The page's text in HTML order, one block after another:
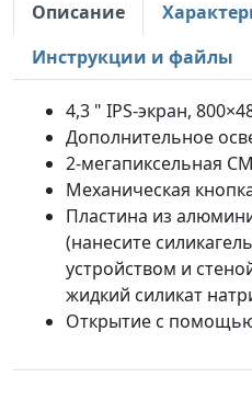
Описание
Инструкции и файлы
4,3 " IPS-экран,
Дополнительное
2-мегапиксельная
Механическая
Пластина из
(нанесите
устройством и
жидкий силикат
Открытие с